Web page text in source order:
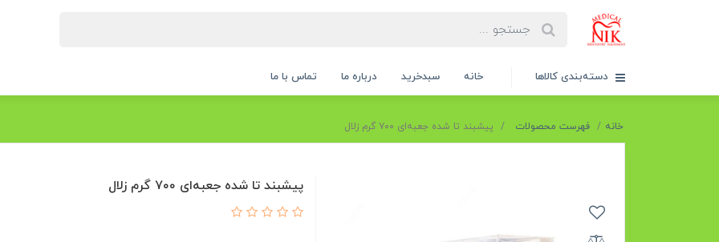
دسته‌بندی کالاها خانه سبدخرید درباره ما تماس با ما
خانه فهرست محصولات پیشبند تا شده جعبه‌ای ۷۰۰ گرم زلال
پیشبند تا شده جعبه‌ای ۷۰۰ گرم زلال